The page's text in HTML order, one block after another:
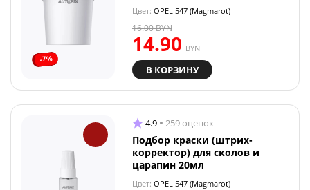
-7%
Цвет: OPEL 547 (Magmarot)
14.90 BYN
16.00BYN
В КОРЗИНУ
4.9 259 оценок
Подбор краски (штрих-
корректор) для сколов и
царапин 20мл
Цвет: OPEL 547 (Magmarot)